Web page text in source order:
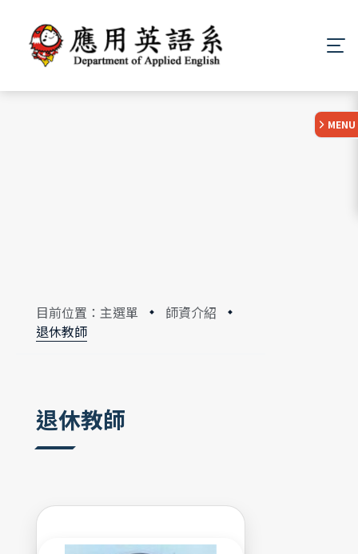
目前位置：主選單
師資介紹
退休教師
:::
MENU
退休教師